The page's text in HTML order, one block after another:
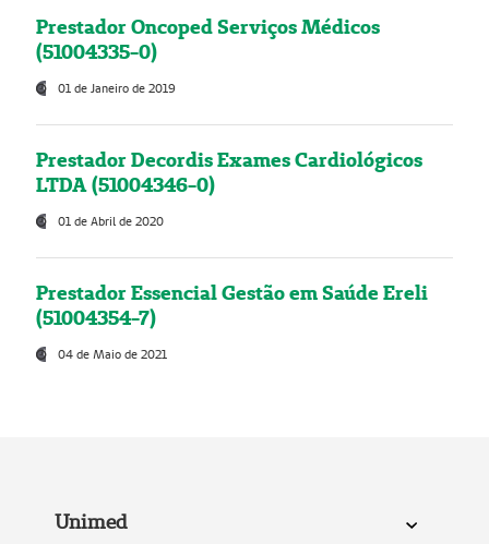
Prestador Oncoped Serviços Médicos
(51004335-0)
01 de Janeiro de 2019
Prestador Decordis Exames Cardiológicos
LTDA (51004346-0)
01 de Abril de 2020
Prestador Essencial Gestão em Saúde Ereli
(51004354-7)
04 de Maio de 2021
Unimed